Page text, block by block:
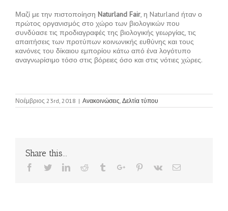
Μαζί με την πιστοποίηση Naturland Fair, η Naturland ήταν ο
πρώτος οργανισμός στο χώρο των βιολογικών που
συνδύασε τις προδιαγραφές της βιολογικής γεωργίας, τις
απαιτήσεις των προτύπων κοινωνικής ευθύνης και τους
κανόνες του δίκαιου εμπορίου κάτω από ένα λογότυπο
αναγνωρίσιμο τόσο στις βόρειες όσο και στις νότιες χώρες.
Νοέμβριος 23rd, 2018 | Ανακοινώσεις Δελτία τύπου
Share this...
Facebook
TwitterLinkedinReddit TumblrGoogle+Pinterest
Vk Email